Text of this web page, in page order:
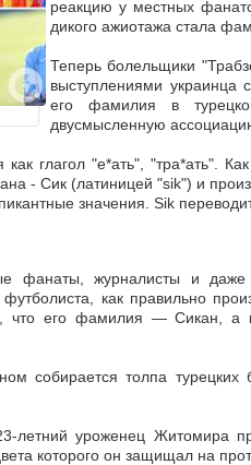
реакцию у местных
дикого ажиотажа стала
Теперь болельщики
выступлениями украинца
его фамилия в
двусмысленную
как глагол "е*ать", "тра*ать".
- Сик (латиницей "sik") и
значения. Sik
фанаты, журналисты и даже
как правильно
что его фамилия — Сикан, а
собирается толпа турецких
летний уроженец Житомира
которого он защищал на